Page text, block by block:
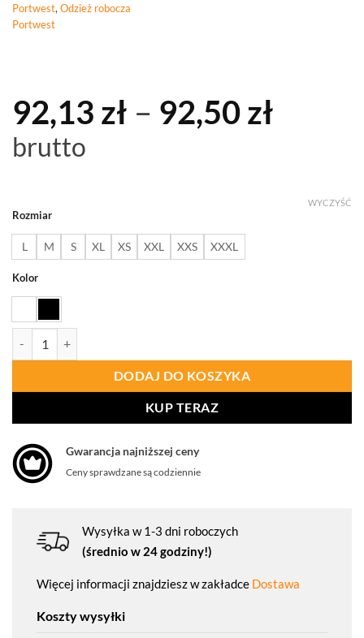
Portwest, Odzież robocza
Portwest
92,13 zł – 92,50zł
92,13
brutto
Rozmiar
L M S XL XS XXL XXS XXXL
Kolor
WYCZYŚĆ
DODAJ DO KOSZYKA
KUP TERAZ
Gwarancja najniższej ceny
Ceny sprawdzane są codziennie
Wysyłka w 1-3 dni roboczych
(średnio w 24 godziny!)
Więcej informacji znajdziesz w zakładce Dostawa
Koszty wysyłki